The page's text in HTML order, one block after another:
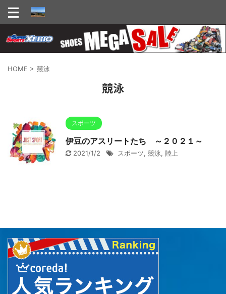
HOME > 競泳
競泳
スポーツ
伊豆のアスリートたち ～２０２１～
2021/1/2 スポーツ, 競泳, 陸上